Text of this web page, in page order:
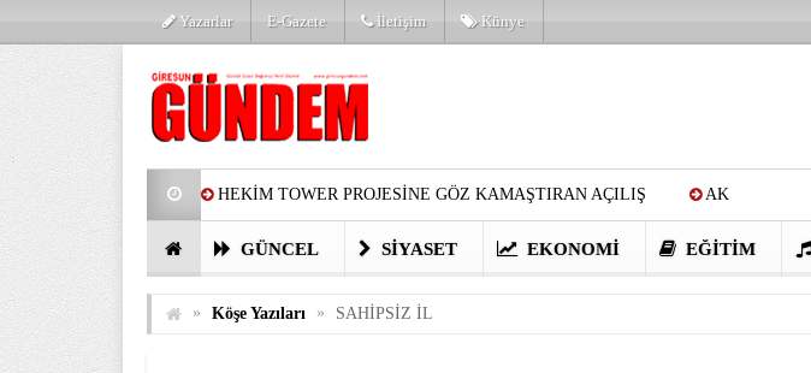
Yazarlar E-Gazete İletişim Künye
HEKİM TOWER PROJESİNE GÖZ KAMAŞTIRAN AÇILIŞ AK
PARTİ’DE YENİ YÜZLER HARUN CİCİ: VİDEOYU GÖRÜNCE
GÜNCEL SIYASET EKONOMI EĞITIM
» Köşe Yazıları » SAHİPSİZ İL